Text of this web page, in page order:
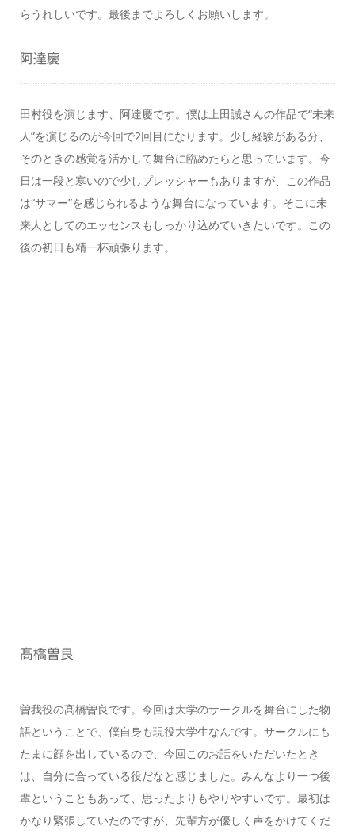
らうれしいです。最後までよろしくお願いします。
阿達慶
田村役を演じます、阿達慶です。僕は上田誠さんの作品で“未来
人”を演じるのが今回で2回目になります。少し経験がある分、
そのときの感覚を活かして舞台に臨めたらと思っています。今
日は一段と寒いので少しプレッシャーもありますが、この作品
は“サマー”を感じられるような舞台になっています。そこに未
来人としてのエッセンスもしっかり込めていきたいです。この
後の初日も精一杯頑張ります。
髙橋曽良
曽我役の髙橋曽良です。今回は大学のサークルを舞台にした物
語ということで、僕自身も現役大学生なんです。サークルにも
たまに顔を出しているので、今回このお話をいただいたとき
は、自分に合っている役だなと感じました。みんなより一つ後
輩ということもあって、思ったよりもやりやすいです。最初は
かなり緊張していたのですが、先輩方が優しく声をかけてくだ